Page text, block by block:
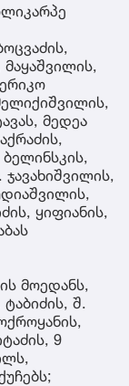
მედეა
ყიფიანის,
მოედანს,
შ.
9